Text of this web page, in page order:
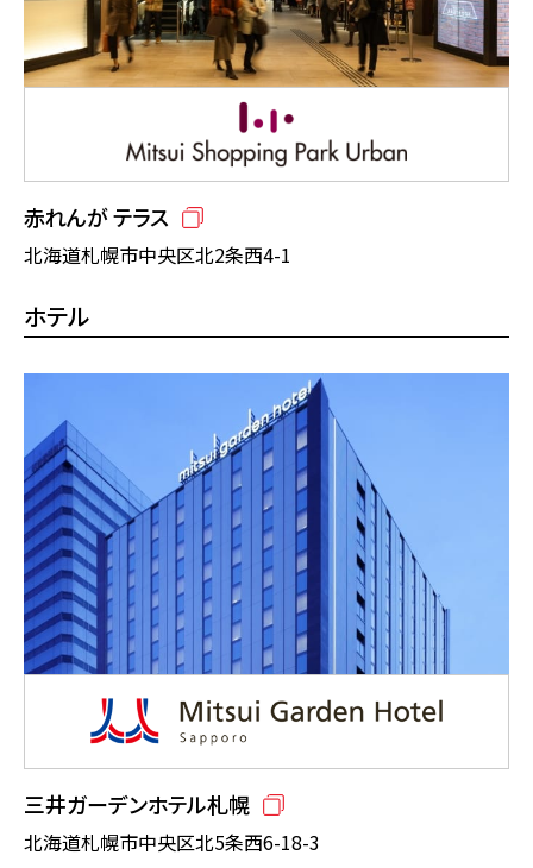
赤れんが テラス
北海道札幌市中央区北2条西4-1
ホテル
三井ガーデンホテル札幌
北海道札幌市中央区北5条西6-18-3